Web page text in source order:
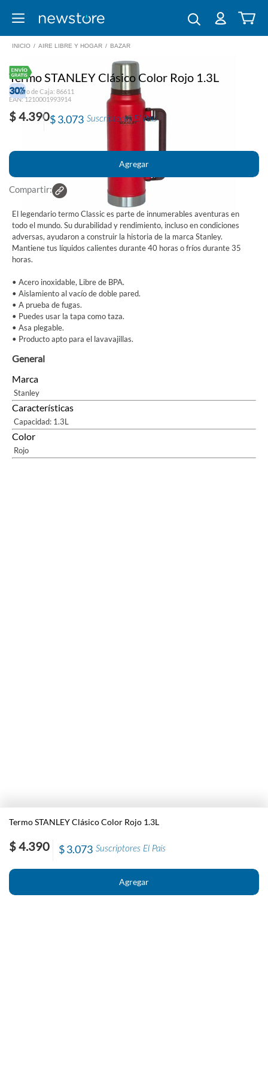
Termo STANLEY Clásico Color Rojo 1.3L
$ 4.390 Suscriptores El País
$ 3.073
INICIO / AIRE LIBRE Y HOGAR / BAZAR
Termo STANLEY Clásico Color Rojo 1.3L
Código de Caja: 86611
EAN: 1210001993914
$ 4.390 Suscriptores El País
$ 3.073
Compartir:
El legendario termo Classic es parte de innumerables aventuras en
todo el mundo. Su durabilidad y rendimiento, incluso en condiciones
adversas, ayudaron a construir la historia de la marca Stanley.
Mantiene tus líquidos calientes durante 40 horas o fríos durante 35
horas.
• Acero inoxidable, Libre de BPA.
• Aislamiento al vacío de doble pared.
• A prueba de fugas.
• Puedes usar la tapa como taza.
• Asa plegable.
• Producto apto para el lavavajillas.
General
Marca
Stanley
Características
Capacidad: 1.3L
Color
Rojo